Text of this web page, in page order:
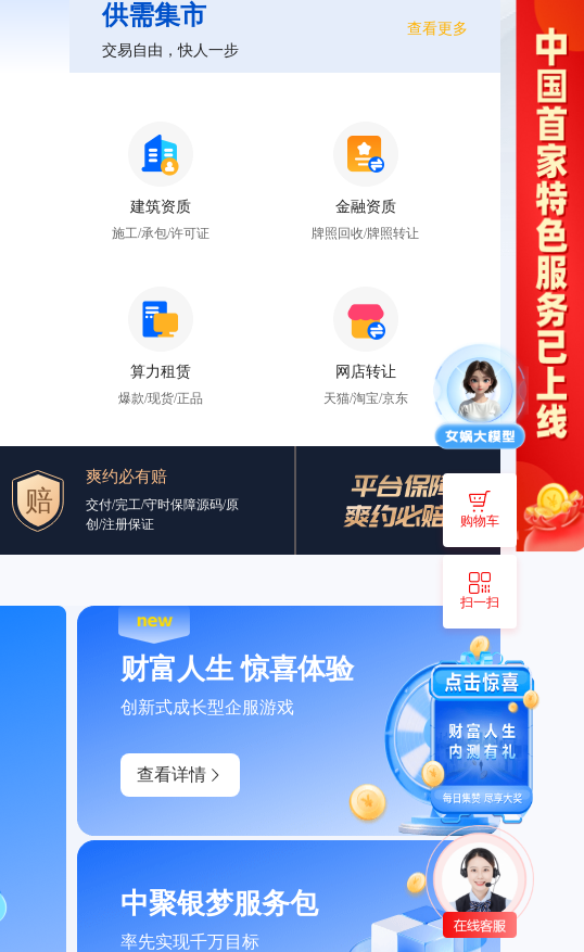
供需集市
交易自由，快人一步
查看更多
建筑资质
施工/承包/许可证
金融资质
牌照回收/牌照转让
算力租赁
爆款/现货/正品
网店转让
天猫/淘宝/京东
爽约必有赔
交付/完工/守时保障源码/原
创/注册保证
财富人生 惊喜体验
创新式成长型企服游戏
查看详情
中聚银梦服务包
率先实现千万目标
购物车
扫一扫